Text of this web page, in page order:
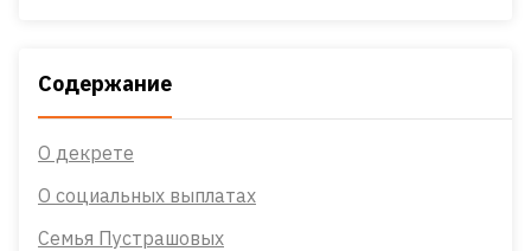
Содержание
О декрете
О социальных выплатах
Семья Пустрашовых